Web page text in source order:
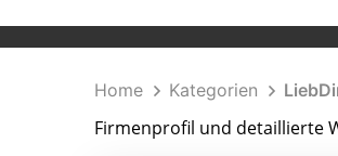
Home Kategorien
Firmenprofil und detaillierte